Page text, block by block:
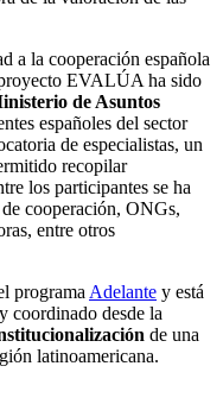
a la cooperación española
EVALÚA ha sido
de Asuntos
españoles del sector
de especialistas, un
recopilar
los participantes se ha
cooperación, ONGs,
entre otros
programa Adelante y está
y coordinado desde la
de una
latinoamericana.